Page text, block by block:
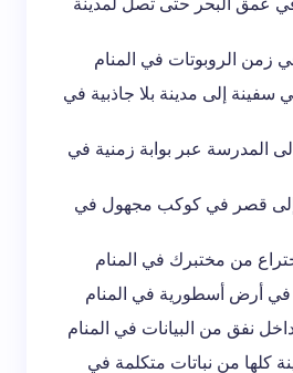
عمق البحر حتى تصل لمدينة
زمن الروبوتات في المنام
إلى مدينة بلا جاذبية في
المدرسة عبر بوابة زمنية في
إلى قصر في كوكب مجهول في
من مختبرك في المنام
في أرض أسطورية في المنام
نفق من البيانات في المنام
كلها من نباتات متكلمة في